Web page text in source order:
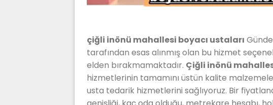
çiğli inönü mahallesi boyacı ustaları
tarafından esas alınmış olan bu hizmet
elden bırakmamaktadır. Çiğli inönü
hizmetlerinin tamamını üstün kalite
usta tedarik hizmetlerini sağlıyoruz. Bir